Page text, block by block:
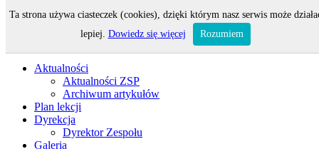
Odwiedza nas 16 gości oraz 0 użytkowników.
Aktualności
Aktualności ZSP
Archiwum artykułów
Plan lekcji
Dyrekcja
Dyrektor Zespołu
Galeria
Ta strona używa ciasteczek (cookies), dzięki którym nasz serwis może
lepiej. Dowiedz się więcej Rozumiem